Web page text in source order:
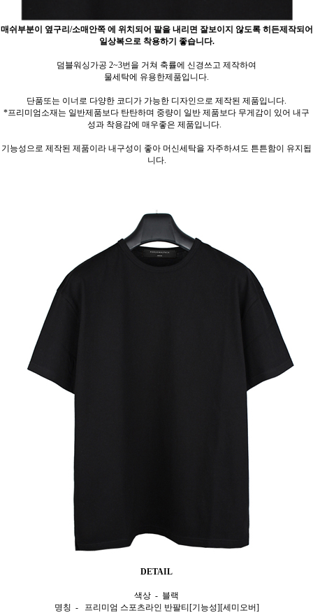
매쉬부분이 옆구리/소매안쪽 에 위치되어 팔을 내리면 잘보이지 않도록 히든제작되어
일상복으로 착용하기 좋습니다.
덤블워싱가공 2~3번을 거쳐 축률에 신경쓰고 제작하여
물세탁에 유용한제품입니다.
단품또는 이너로 다양한 코디가 가능한 디자인으로 제작된 제품입니다.
*프리미엄소재는 일반제품보다 탄탄하며 중량이 일반 제품보다 무게감이 있어 내구
성과 착용감에 매우좋은 제품입니다.
기능성으로 제작된 제품이라 내구성이 좋아 머신세탁을 자주하셔도 튼튼함이 유지됩
니다.
DETAIL
색상 - 블랙
명칭 - 프리미엄 스포츠라인 반팔티[기능성][세미오버]